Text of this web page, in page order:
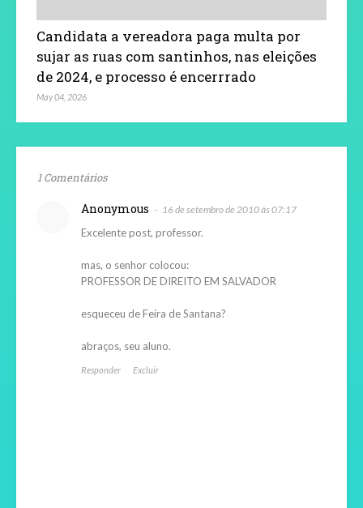
Candidata a vereadora paga multa por
sujar as ruas com santinhos, nas eleições
de 2024, e processo é encerrrado
May 04, 2026
1 Comentários
Anonymous 16 de setembro de 2010 às 07:17
Excelente post, professor.
mas, o senhor colocou:
PROFESSOR DE DIREITO EM SALVADOR
esqueceu de Feira de Santana?
abraços, seu aluno.
Responder Excluir